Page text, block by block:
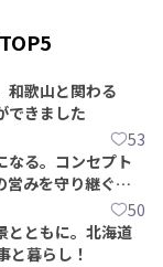
和歌山と関わる
できました
53
なる。コンセプト
営みを守り継ぐ仲
50
とともに。北海道
と暮らし！